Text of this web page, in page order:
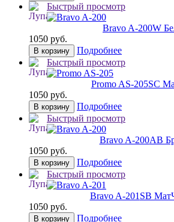
Быстрый просмотр
Bravo A-200W
1050 руб.
В корзину
Подробнее
Быстрый просмотр
Promo AS-205SC
1050 руб.
В корзину
Подробнее
Быстрый просмотр
Bravo A-200AB
1050 руб.
В корзину
Подробнее
Быстрый просмотр
Bravo A-201 SB
1050 руб.
В корзину Подробнее